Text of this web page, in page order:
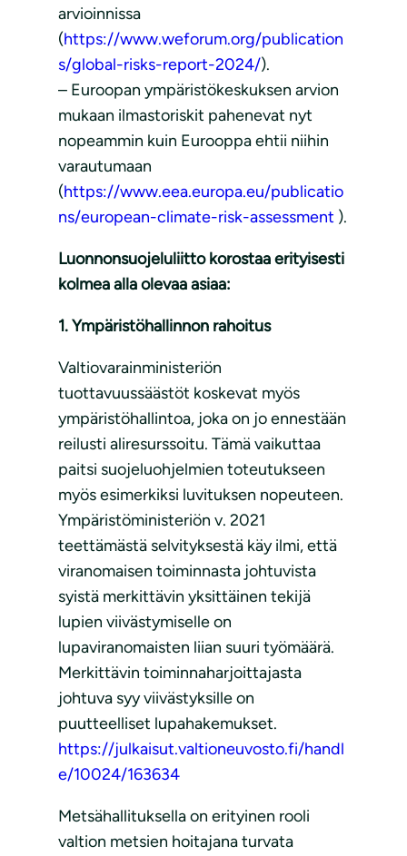
arvioinnissa
(https://www.weforum.org/publication
s/global-risks-report-2024/).
– Euroopan ympäristökeskuksen arvion
mukaan ilmastoriskit pahenevat nyt
nopeammin kuin Eurooppa ehtii niihin
varautumaan
(https://www.eea.europa.eu/publicatio
ns/european-climate-risk-assessment ).
Luonnonsuojeluliitto korostaa erityisesti
kolmea alla olevaa asiaa:
1. Ympäristöhallinnon rahoitus
Valtiovarainministeriön
tuottavuussäästöt koskevat myös
ympäristöhallintoa, joka on jo ennestään
reilusti aliresurssoitu. Tämä vaikuttaa
paitsi suojeluohjelmien toteutukseen
myös esimerkiksi luvituksen nopeuteen.
Ympäristöministeriön v. 2021
teettämästä selvityksestä käy ilmi, että
viranomaisen toiminnasta johtuvista
syistä merkittävin yksittäinen tekijä
lupien viivästymiselle on
lupaviranomaisten liian suuri työmäärä.
Merkittävin toiminnaharjoittajasta
johtuva syy viivästyksille on
puutteelliset lupahakemukset.
https://julkaisut.valtioneuvosto.fi/handl
e/10024/163634
Metsähallituksella on erityinen rooli
valtion metsien hoitajana turvata